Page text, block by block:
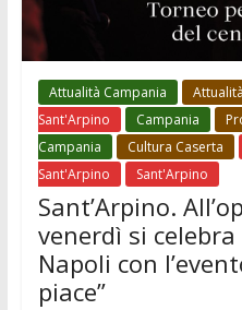
Attualità Campania
Sant'Arpino
Campania
Campania
Cultura Caserta
Sant'Arpino
Sant'Arpino
Sant’Arpino.
venerdì si
Napoli con
piace”